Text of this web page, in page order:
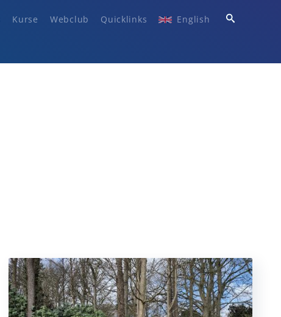
Kurse Webclub Quicklinks English